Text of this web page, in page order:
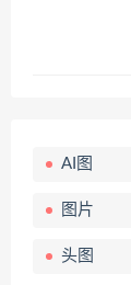
AI图
图片
头图